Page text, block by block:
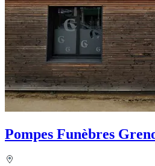
Pompes Funèbres